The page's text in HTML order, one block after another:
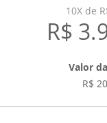
10X de
R$
Valor
R$